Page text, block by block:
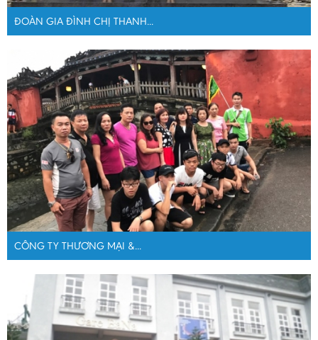
ĐOÀN GIA ĐÌNH CHỊ THANH...
CÔNG TY THƯƠNG MẠI &...